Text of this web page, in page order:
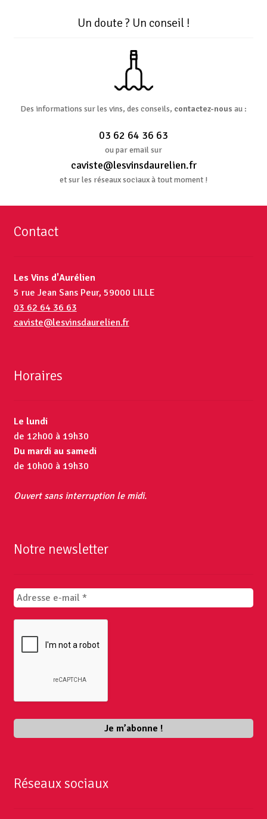
Un doute ? Un conseil !
Des informations sur les vins, des conseils, contactez-nous au :
03 62 64 36 63
ou par email sur
caviste@lesvinsdaurelien.fr
et sur les réseaux sociaux à tout moment !
Contact
Les Vins d'Aurélien
5 rue Jean Sans Peur, 59000 LILLE
03 62 64 36 63
caviste@lesvinsdaurelien.fr
Horaires
Le lundi
de 12h00 à 19h30
Du mardi au samedi
de 10h00 à 19h30
Ouvert sans interruption le midi.
Notre newsletter
Réseaux sociaux